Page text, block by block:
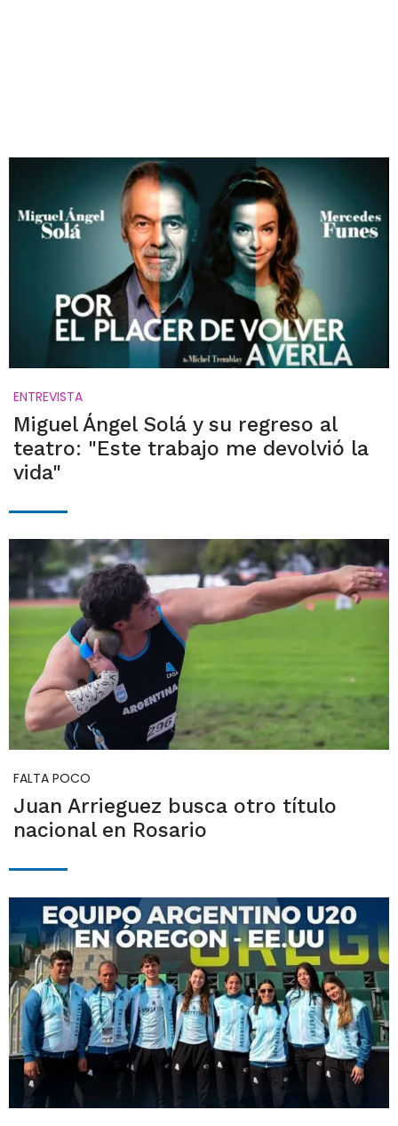
ENTREVISTA
Miguel Ángel Solá y su regreso al
teatro: "Este trabajo me devolvió la
vida"
FALTA POCO
Juan Arrieguez busca otro título
nacional en Rosario